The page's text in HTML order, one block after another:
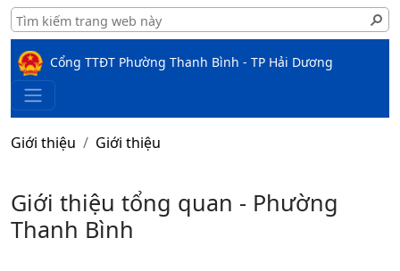
Cổng TTĐT Phường Thanh Bình - TP Hải Dương
Giới thiệu Giới thiệu
Giới thiệu tổng quan - Phường
Thanh Bình